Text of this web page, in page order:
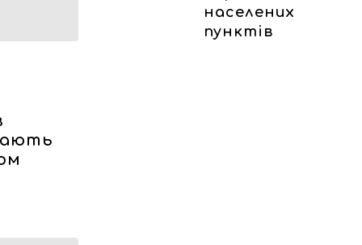
населених
пунктів